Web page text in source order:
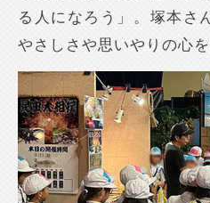
る人になろう」。塚本さ
やさしさや思いやりの心